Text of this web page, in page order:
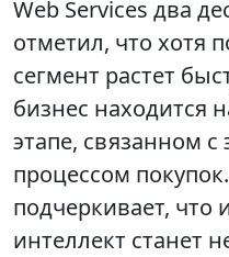
Web Services два
отметил, что хотя
сегмент растет
бизнес находится
этапе, связанном
процессом
подчеркивает, что
интеллект станет